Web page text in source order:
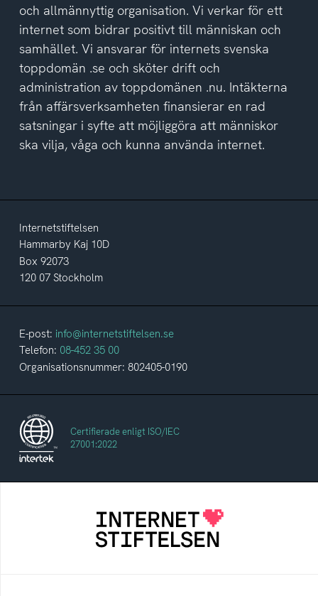
och allmännyttig organisation. Vi verkar för ett
internet som bidrar positivt till människan och
samhället. Vi ansvarar för internets svenska
toppdomän .se och sköter drift och
administration av toppdomänen .nu. Intäkterna
från affärsverksamheten finansierar en rad
satsningar i syfte att möjliggöra att människor
ska vilja, våga och kunna använda internet.
Internetstiftelsen
Hammarby Kaj 10D
Box 92073
120 07 Stockholm
E-post: info@internetstiftelsen.se
Telefon: 08-452 35 00
Organisationsnummer: 802405-0190
Certifierade enligt ISO/IEC
27001:2022
Internetstiftelsen verkar för ett internet som
bidrar positivt till människan och samhället